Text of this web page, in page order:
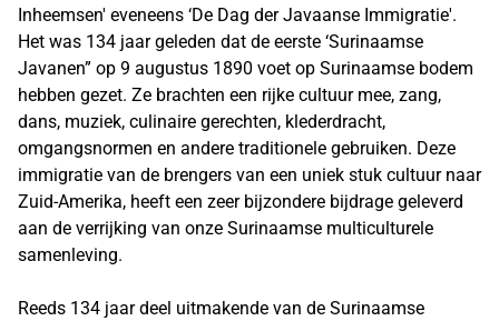
Inheemsen' eveneens ‘De Dag der Javaanse Immigratie'.
Het was 134 jaar geleden dat de eerste ‘Surinaamse
Javanen” op 9 augustus 1890 voet op Surinaamse bodem
hebben gezet. Ze brachten een rijke cultuur mee, zang,
dans, muziek, culinaire gerechten, klederdracht,
omgangsnormen en andere traditionele gebruiken. Deze
immigratie van de brengers van een uniek stuk cultuur naar
Zuid-Amerika, heeft een zeer bijzondere bijdrage geleverd
aan de verrijking van onze Surinaamse multiculturele
samenleving.
Reeds 134 jaar deel uitmakende van de Surinaamse